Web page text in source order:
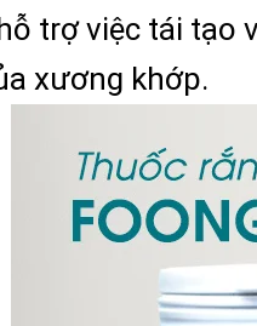
trợ việc tái tạo
xương khớp.